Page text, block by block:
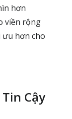
hơn
viền rộng
ưu hơn cho
Cậy